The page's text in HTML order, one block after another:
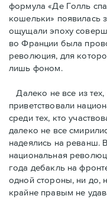
формула «Де Голль
кошельки» появилась
ощущали эпоху
во Франции была
революция, для
лишь фоном.
Далеко не все из тех,
приветствовали
среди тех, кто
далеко не все
надеялись на
национальная
года дебакль на
одной стороны, ни до,
крайне правым не